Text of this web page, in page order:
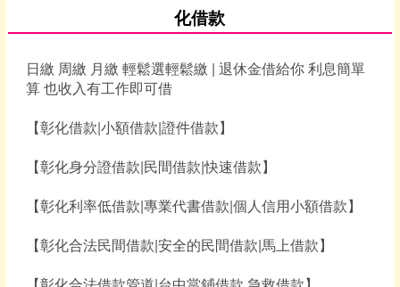
化借款
日繳 周繳 月繳 輕鬆選輕鬆繳 | 退休金借給你 利息簡單
算 也收入有工作即可借
【彰化借款|小額借款|證件借款】
【彰化身分證借款|民間借款|快速借款】
【彰化利率低借款|專業代書借款|個人信用小額借款】
【彰化合法民間借款|安全的民間借款|馬上借款】